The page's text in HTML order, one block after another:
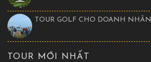
TOUR GOLF CHO DOANH NHÂN
TOUR MỚI NHẤT